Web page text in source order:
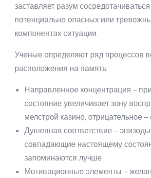
заставляет разум
потенциально опасных или
компонентах ситуации.
Ученые определяют ряд процессов
расположения на память:
Направленное концентрация –
состояние увеличивает зону
мелстрой казино, отрицательное –
Душевная соответствие – эпизоды,
совпадающие настоящему
запоминаются лучше
Мотивационные элементы –